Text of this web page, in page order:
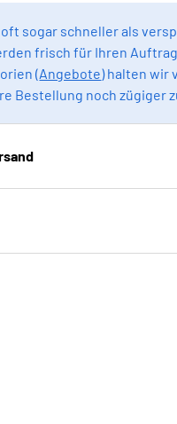
sogar schneller als
frisch für Ihren
(Angebote) halten wir
Bestellung noch zügiger